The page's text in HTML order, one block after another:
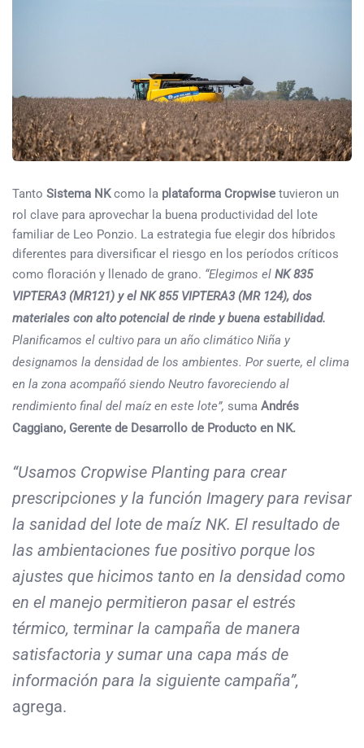
Tanto Sistema NKcomo la plataforma Cropwise tuvieron un
rol clave para aprovechar la buena productividad del lote
familiar de Leo Ponzio. La estrategia fue elegir dos híbridos
diferentes para diversificar el riesgo en los períodos críticos
como floración y llenado de grano. “Elegimos el NK 835
VIPTERA3 (MR121) y el NK 855 VIPTERA3 (MR 124), dos
materiales con alto potencial de rinde y buena estabilidad.
Planificamos el cultivo para un año climático Niña y
designamos la densidad de los ambientes. Por suerte, el clima
en la zona acompañó siendo Neutro favoreciendo al
rendimiento final del maíz en este lote”, suma Andrés
Caggiano, Gerente de Desarrollo de Producto en NK.
“Usamos Cropwise Planting para crear
prescripciones y la función Imagery para revisar
la sanidad del lote de maíz NK. El resultado de
las ambientaciones fue positivo porque los
ajustes que hicimos tanto en la densidad como
en el manejo permitieron pasar el estrés
térmico, terminar la campaña de manera
satisfactoria y sumar una capa más de
información para la siguiente campaña”,
agrega.